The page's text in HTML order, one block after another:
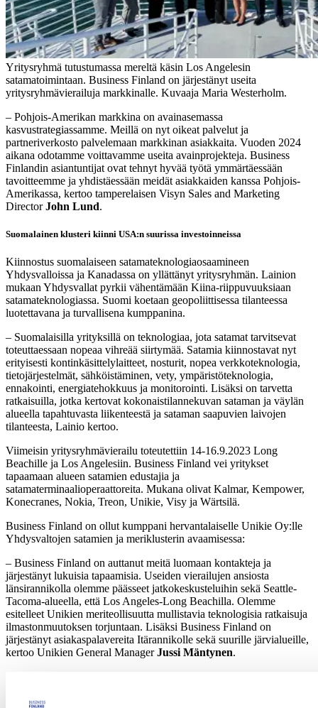
Yritysryhmä tutustumassa mereltä käsin Los Angelesin
satamatoimintaan. Business Finland on järjestänyt useita
yritysryhmävierailuja markkinalle. Kuvaaja Maria Westerholm.
– Pohjois-Amerikan markkina on avainasemassa
kasvustrategiassamme. Meillä on nyt oikeat palvelut ja
partneriverkosto palvelemaan markkinan asiakkaita. Vuoden 2024
aikana odotamme voittavamme useita avainprojekteja. Business
Finlandin asiantuntijat ovat tehnyt hyvää työtä ymmärtäessään
tavoitteemme ja yhdistäessään meidät asiakkaiden kanssa Pohjois-
Amerikassa, kertoo tamperelaisen Visyn Sales and Marketing
DirectorJohn Lund.
Suomalainen klusteri kiinni USA:n suurissa investoinneissa
Kiinnostus suomalaiseen satamateknologiaosaamineen
Yhdysvalloissa ja Kanadassa on yllättänyt yritysryhmän. Lainion
mukaan Yhdysvallat pyrkii vähentämään Kiina-riippuvuuksiaan
satamateknologiassa. Suomi koetaan geopoliittisessa tilanteessa
luotettavana ja turvallisena kumppanina.
– Suomalaisilla yrityksillä on teknologiaa, jota satamat tarvitsevat
toteuttaessaan nopeaa vihreää siirtymää. Satamia kiinnostavat nyt
erityisesti kontinkäsittelylaitteet, nosturit, nopea verkkoteknologia,
tietojärjestelmät, sähköistäminen, vety, ympäristöteknologia,
ennakointi, energiatehokkuus ja monitorointi. Lisäksi on tarvetta
ratkaisuilla, jotka kertovat kokonaistilannekuvan sataman ja väylän
alueella tapahtuvasta liikenteestä ja sataman saapuvien laivojen
tilanteesta, Lainio kertoo.
Viimeisin yritysryhmävierailu toteutettiin 14-16.9.2023 Long
Beachille ja Los Angelesiin. Business Finland vei yritykset
tapaamaan alueen satamien edustajia ja
satamaterminaalioperaattoreita. Mukana olivat Kalmar, Kempower,
Konecranes, Nokia, Treon, Unikie, Visy ja Wärtsilä.
Business Finland on ollut kumppani hervantalaiselle Unikie Oy:lle
Yhdysvaltojen satamien ja meriklusterin avaamisessa:
– Business Finland on auttanut meitä luomaan kontakteja ja
järjestänyt lukuisia tapaamisia. Useiden vierailujen ansiosta
länsirannikolla olemme päässeet jatkokeskusteluihin sekä Seattle-
Tacoma-alueella, että Los Angeles-Long Beachilla. Olemme
esitelleet Unikien meriteollisuutta mullistavia teknologisia ratkaisuja
ilmastonmuutoksen torjuntaan. Lisäksi Business Finland on
järjestänyt asiakaspalavereita Itärannikolle sekä suurille järvialueille,
kertoo Unikien General ManagerJussi Mäntynen.
Suomen viennin arvosta. Kestävyys ja digitalisaatio ovat molemmat